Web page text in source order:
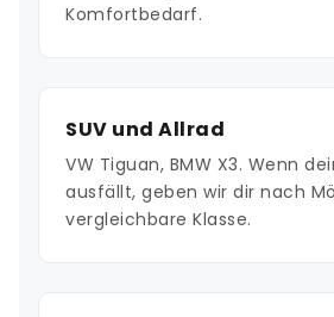
Komfortbedarf.
SUV und Allrad
VW Tiguan, BMW X3. Wenn
ausfällt, geben wir dir nach
vergleichbare Klasse.